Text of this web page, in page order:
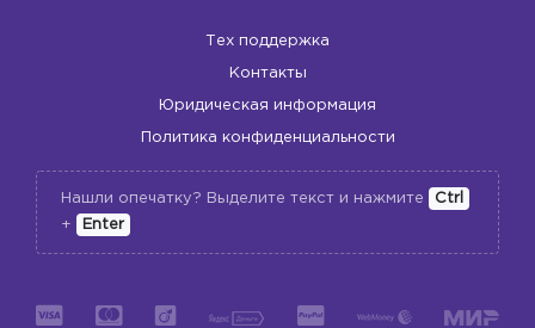
Тех поддержка
Контакты
Юридическая информация
Политика конфиденциальности
Нашли опечатку? Выделите текст и нажмите
Ctrl
+
Enter